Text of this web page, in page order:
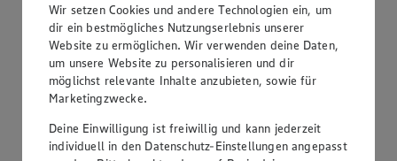
EDEKA Gutscheinkarte
Wir setzen Cookies und andere Technologien ein, um
dir ein bestmögliches Nutzungserlebnis unserer
Website zu ermöglichen. Wir verwenden deine Daten,
um unsere Website zu personalisieren und dir
möglichst relevante Inhalte anzubieten, sowie für
Marketingzwecke.
Deine Einwilligung ist freiwillig und kann jederzeit
individuell in den Datenschutz-Einstellungen angepasst